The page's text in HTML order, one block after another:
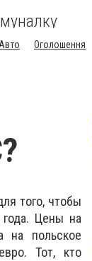
Авто
Оголошення
того, чтобы
Цены на
на польское
Тот, кто